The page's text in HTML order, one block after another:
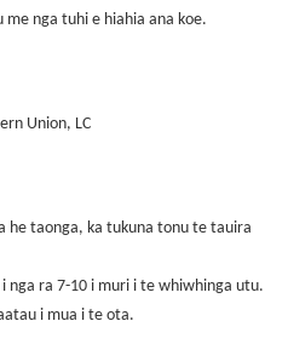
me nga tuhi e hiahia ana koe.
Union, LC
he taonga, ka tukuna tonu te tauira
nga ra 7-10 i muri i te whiwhinga utu.
i mua i te ota.